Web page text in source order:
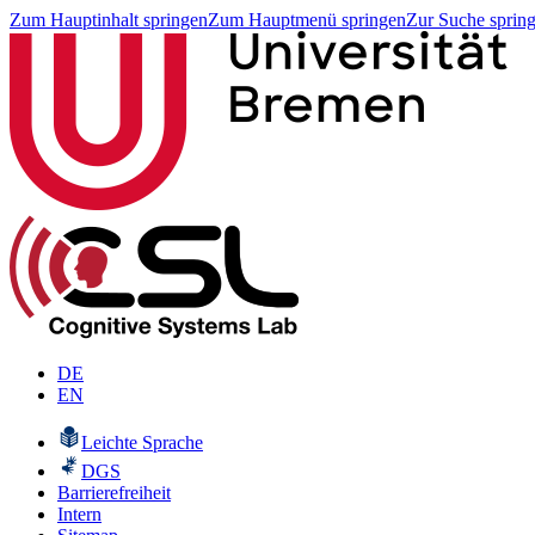
Zum Hauptinhalt springenZum Hauptmenü springenZur Suche
DE
EN
Leichte Sprache
DGS
Barrierefreiheit
Intern